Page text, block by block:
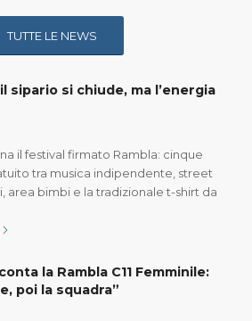
TUTTE LE NEWS
sipario si chiude, ma l’energia
il festival firmato Rambla: cinque
tra musica indipendente, street
area bimbi e la tradizionale t-shirt da
la Rambla C11 Femminile:
poi la squadra”